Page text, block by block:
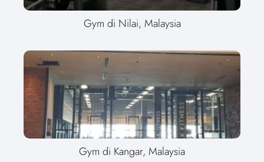
Gym di Nilai, Malaysia
Gym di Kangar, Malaysia